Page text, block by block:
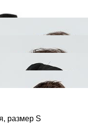
размер S